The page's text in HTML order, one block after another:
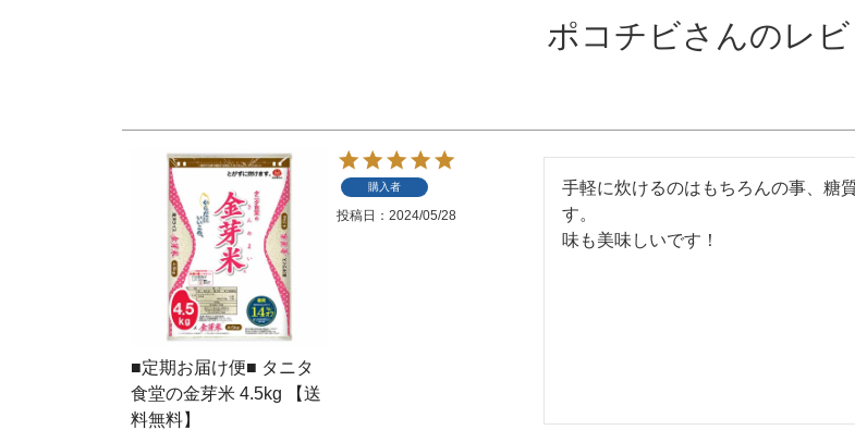
ポコチビさんのレ
■定期お届け便■ タニタ
食堂の金芽米 4.5kg 【送
料無料】
購入者
投稿日 2024/05/28
手軽に炊けるのはもちろんの事、糖
す。
味も美味しいです！